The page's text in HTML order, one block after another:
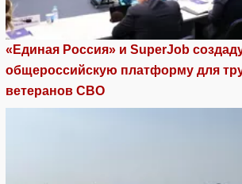
«Единая Россия» и SuperJob
общероссийскую платформу для
ветеранов СВО